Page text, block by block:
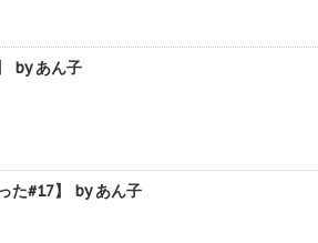
by あん子
た#17】 by あん子